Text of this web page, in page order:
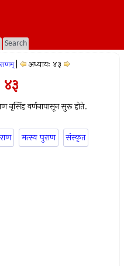
Search
अध्यायः ४३
नृसिंह वर्णनापासून सुरू होते.
मत्स्य पुराण संस्कृत